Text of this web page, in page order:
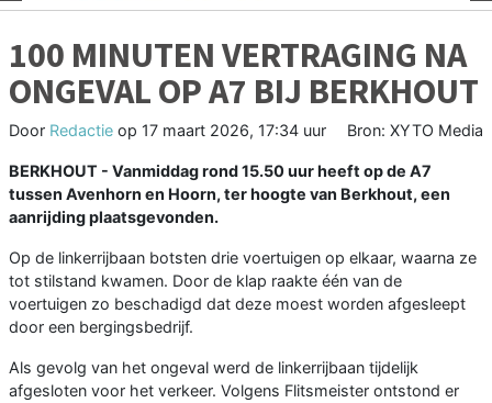
100 MINUTEN VERTRAGING NA
ONGEVAL OP A7 BIJ BERKHOUT
Door Redactie op 17 maart 2026, 17:34 uur Bron: XYTO Media
BERKHOUT - Vanmiddag rond 15.50 uur heeft op de A7
tussen Avenhorn en Hoorn, ter hoogte van Berkhout, een
aanrijding plaatsgevonden.
Op de linkerrijbaan botsten drie voertuigen op elkaar, waarna ze
tot stilstand kwamen. Door de klap raakte één van de
voertuigen zo beschadigd dat deze moest worden afgesleept
door een bergingsbedrijf.
Als gevolg van het ongeval werd de linkerrijbaan tijdelijk
afgesloten voor het verkeer. Volgens Flitsmeister ontstond er